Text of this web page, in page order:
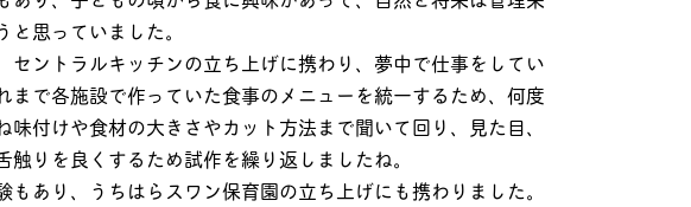
と思っていました。
セントラルキッチンの立ち上げに携わり、夢中で仕事をしてい
まで各施設で作っていた食事のメニューを統一するため、何度
味付けや食材の大きさやカット方法まで聞いて回り、見た目、
触りを良くするため試作を繰り返しましたね。
もあり、うちはらスワン保育園の立ち上げにも携わりました。